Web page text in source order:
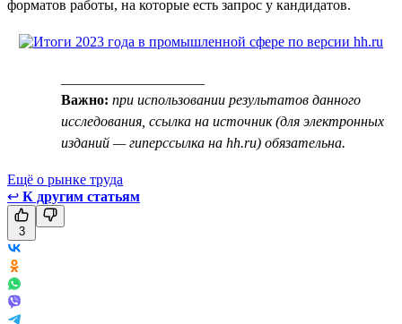
форматов работы, на которые есть запрос у кандидатов.
Важно: при использовании результатов данного
исследования, ссылка на источник (для электронных
изданий — гиперссылка на hh.ru) обязательна.
Ещё о рынке труда
↩ К другим статьям
3